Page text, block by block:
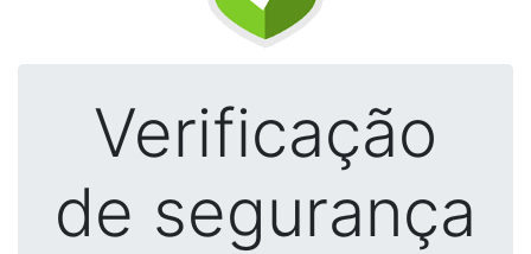
Verificação
de segurança